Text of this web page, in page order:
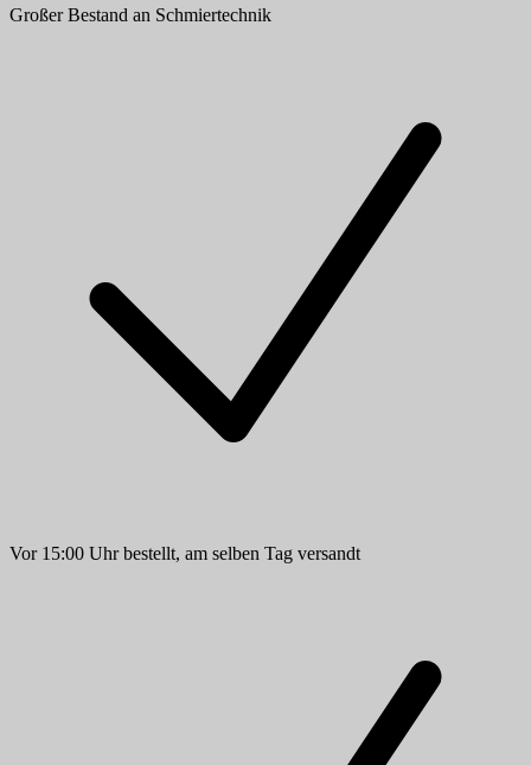
Großer Bestand an Schmiertechnik
Vor 15:00 Uhr bestellt, am selben Tag versandt